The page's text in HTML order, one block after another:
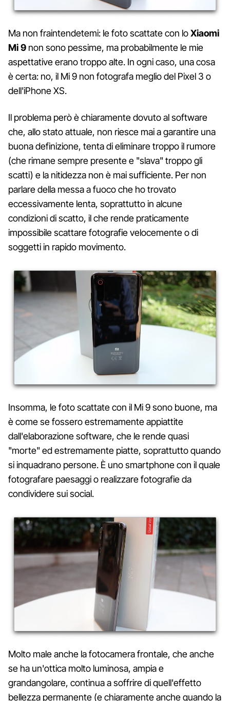
Ma non fraintendetemi: le foto scattate con loXiaomi
Mi 9 non sono pessime, ma probabilmente le mie
aspettative erano troppo alte. In ogni caso, una cosa
è certa: no, il Mi 9 non fotografa meglio del Pixel 3 o
dell'iPhone XS.
Il problema però è chiaramente dovuto al software
che, allo stato attuale, non riesce mai a garantire una
buona definizione, tenta di eliminare troppo il rumore
(che rimane sempre presente e "slava" troppo gli
scatti) e la nitidezza non è mai sufficiente. Per non
parlare della messa a fuoco che ho trovato
eccessivamente lenta, soprattutto in alcune
condizioni di scatto, il che rende praticamente
impossibile scattare fotografie velocemente o di
soggetti in rapido movimento.
Insomma, le foto scattate con il Mi 9 sono buone, ma
è come se fossero estremamente appiattite
dall'elaborazione software, che le rende quasi
"morte" ed estremamente piatte, soprattutto quando
si inquadrano persone. È uno smartphone con il quale
fotografare paesaggi o realizzare fotografie da
condividere sui social.
Molto male anche la fotocamera frontale, che anche
se ha un'ottica molto luminosa, ampia e
grandangolare, continua a soffrire di quell'effetto
bellezza permanente (e chiaramente anche quando la